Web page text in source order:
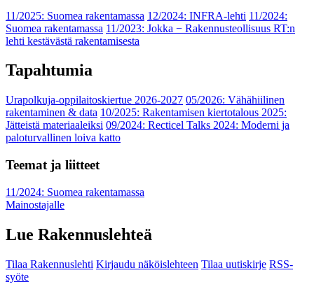
11/2025: Suomea rakentamassa 12/2024: INFRA-lehti 11/2024:
Suomea rakentamassa 11/2023: Jokka − Rakennusteollisuus RT:n
lehti kestävästä rakentamisesta
Tapahtumia
Urapolkuja-oppilaitoskiertue 2026-2027 05/2026: Vähähiilinen
rakentaminen & data 10/2025: Rakentamisen kiertotalous 2025:
Jätteistä materiaaleiksi 09/2024: Recticel Talks 2024: Moderni ja
paloturvallinen loiva katto
Teemat ja liitteet
11/2024: Suomea rakentamassa
Mainostajalle
Lue Rakennuslehteä
Tilaa Rakennuslehti Kirjaudu näköislehteen Tilaa uutiskirje RSS-
syöte